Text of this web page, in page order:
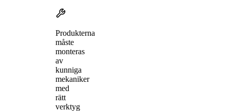
Produkterna
måste
monteras
av
kunniga
mekaniker
med
rätt
verktyg